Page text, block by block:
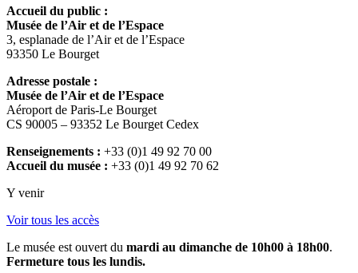
Accueil du public :
Musée de l’Air et de l’Espace
3, esplanade de l’Air et de l’Espace
93350 Le Bourget
Adresse postale :
Musée de l’Air et de l’Espace
Aéroport de Paris-Le Bourget
CS 90005 – 93352 Le Bourget Cedex
Renseignements : +33 (0)1 49 92 70 00
Accueil du musée : +33 (0)1 49 92 70 62
Y venir
Voir tous les accès
Le musée est ouvert du mardi au dimanche de 10h00 à 18h00.
Fermeture tous les lundis.